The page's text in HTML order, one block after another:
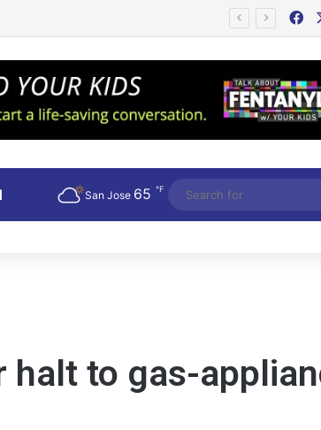
San Jose 65 ℉
halt to gas-